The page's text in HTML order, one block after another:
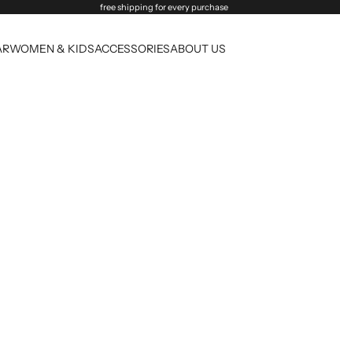
free shipping for every purchase
WOMEN & KIDSACCESSORIESABOUT US